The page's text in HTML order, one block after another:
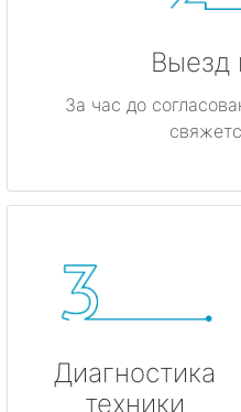
Выезд
За час до
Диагностика
техники